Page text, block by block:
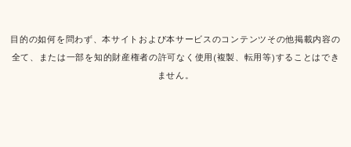
目的の如何を問わず、本サイトおよび本サービスのコンテンツその他掲載内容の
全て、または一部を知的財産権者の許可なく使用(複製、転用等)することはでき
ません。